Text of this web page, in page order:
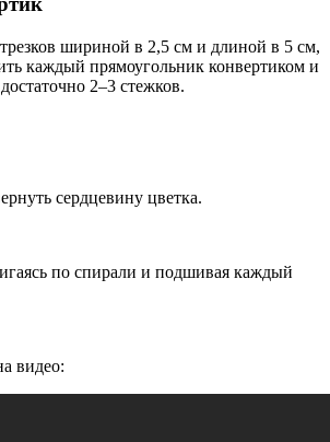
шириной в 2,5 см и длиной в 5 см,
каждый прямоугольник конвертиком и
2–3 стежков.
сердцевину цветка.
по спирали и подшивая каждый
видео: